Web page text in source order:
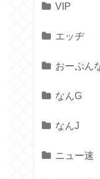
VIP
エッヂ
おーぷん
なんG
なんJ
ニュー速